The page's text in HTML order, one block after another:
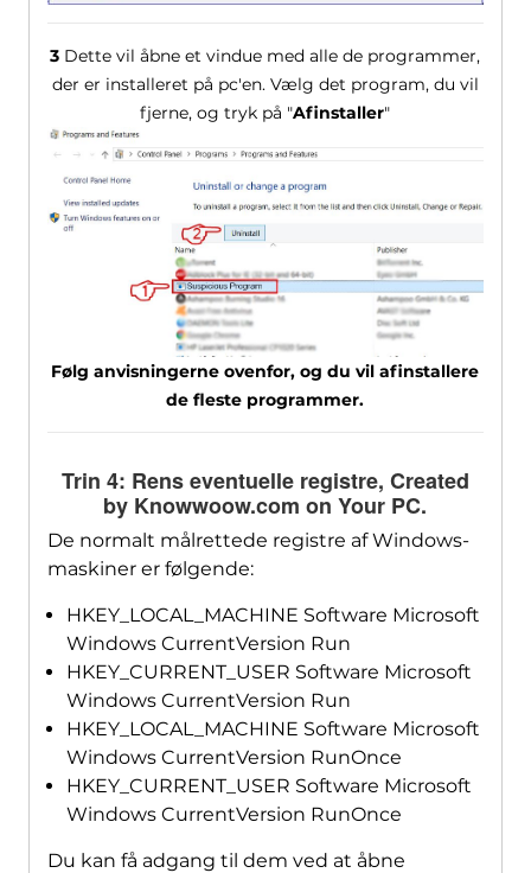
3 Dette vil åbne et vindue med alle de programmer,
der er installeret på pc'en. Vælg det program, du vil
fjerne, og tryk på "Afinstaller"
Følg anvisningerne ovenfor, og du vil afinstallere
de fleste programmer.
Trin 4: Rens eventuelle registre, Created
by Knowwoow.com on Your PC.
De normalt målrettede registre af Windows-
maskiner er følgende:
HKEY_LOCAL_MACHINE Software Microsoft
Windows CurrentVersion Run
HKEY_CURRENT_USER Software Microsoft
Windows CurrentVersion Run
HKEY_LOCAL_MACHINE Software Microsoft
Windows CurrentVersion RunOnce
HKEY_CURRENT_USER Software Microsoft
Windows CurrentVersion RunOnce
Du kan få adgang til dem ved at åbne